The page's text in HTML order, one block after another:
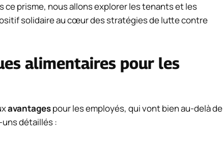
ce prisme, nous allons explorer les tenants et les
solidaire au cœur des stratégies de lutte contre
alimentaires pour les
avantagespour les employés, qui vont bien au-delà de
détaillés :